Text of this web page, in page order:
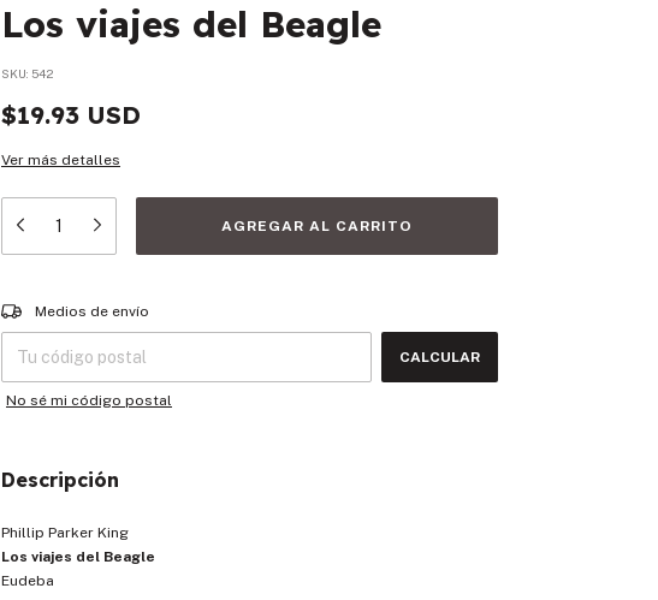
Los viajes del Beagle
SKU: 542
$19.93 USD
Ver más detalles
Entregas para el CP:
Medios de envío
CALCULAR
No sé mi código postal
Descripción
Phillip Parker King
Los viajes del Beagle
Eudeba